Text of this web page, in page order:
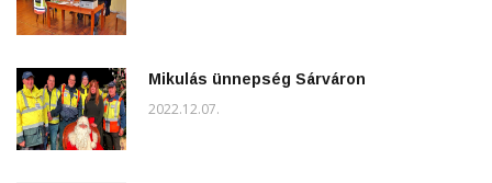
Mikulás ünnepség Sárváron
2022.12.07.